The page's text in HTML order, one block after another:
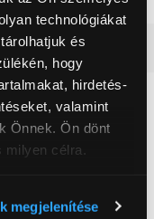
technológiákat
és
hogy
hirdetés-
valamint
Önnek. Ön dönt
célra.
megjelenítése